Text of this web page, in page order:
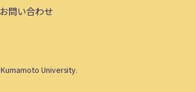
お問い合わせ
Kumamoto University.